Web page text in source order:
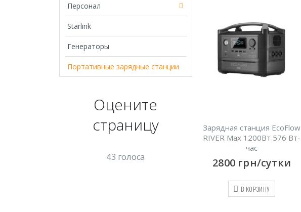
Зарядная станция EcoFlow
RIVER Max 1200Вт 576 Вт-
час
2800 грн/сутки
В КОРЗИНУ
Персонал
Starlink
Генераторы
Портативные зарядные станции
Оцените
страницу
43 голоса